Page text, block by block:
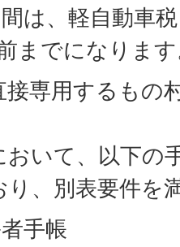
は、軽自動車
までになりま
専用するもの
おいて、以下の
、別表要件を
手帳